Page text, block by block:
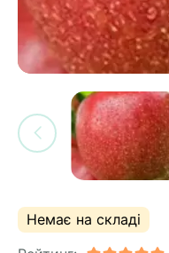
лохини
Немає на складі